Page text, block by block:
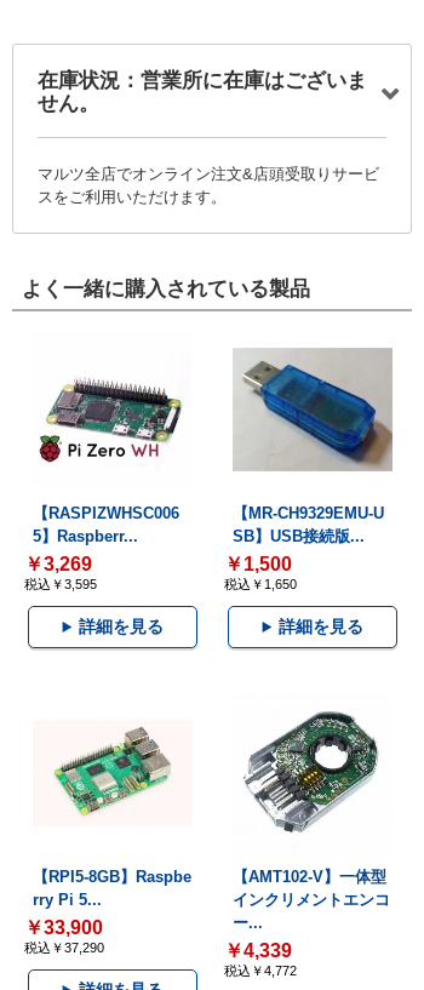
在庫状況：営業所に在庫はございま
せん。
マルツ全店でオンライン注文&店頭受取りサービ
スをご利用いただけます。
よく一緒に購入されている製品
【RASPIZWHSC006
5】Raspberr...
￥3,269
税込￥3,595
詳細を見る
【MR-CH9329EMU-U
SB】USB接続版...
￥1,500
税込￥1,650
詳細を見る
【RPI5-8GB】Raspbe
rry Pi 5...
￥33,900
税込￥37,290
【AMT102-V】一体型
インクリメントエンコ
ー...
￥4,339
税込￥4,772